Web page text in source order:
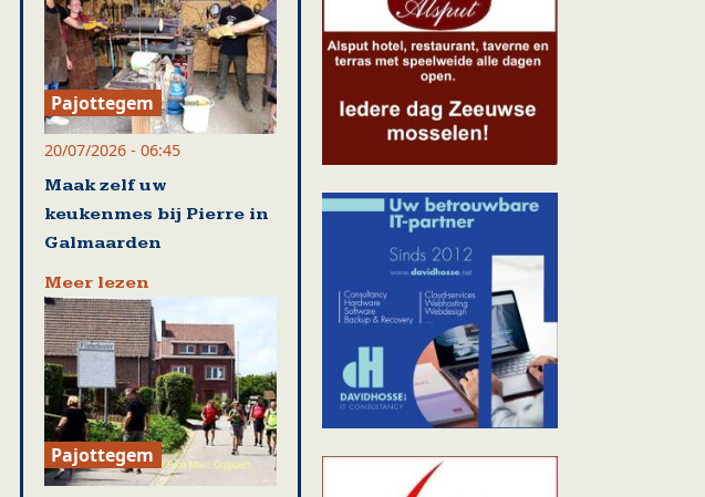
Pajottegem
20/07/2026 - 06:45
Maak zelf uw
keukenmes bij Pierre in
Galmaarden
Meer lezen
Pajottegem